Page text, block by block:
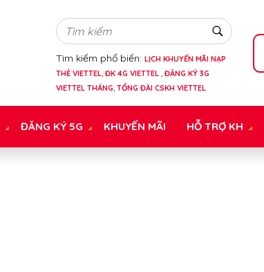
Tìm kiếm phổ biến: LỊCH KHUYẾN MÃI NẠP
THẺ VIETTEL, ĐK 4G VIETTEL , ĐĂNG KÝ 3G
VIETTEL THÁNG, TỔNG ĐÀI CSKH VIETTEL
ĐĂNG KÝ 5G KHUYẾN MÃI HỖ TRỢ KH